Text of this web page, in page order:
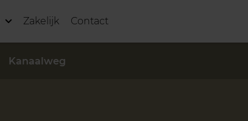
Zakelijk Contact
Kanaalweg